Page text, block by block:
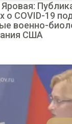
о COVID-19
военно-
США